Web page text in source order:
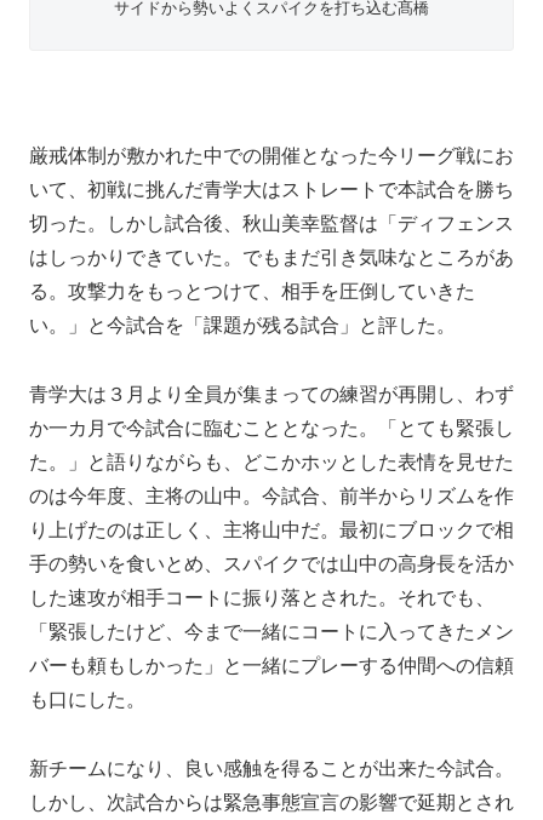
サイドから勢いよくスパイクを打ち込む髙橋
厳戒体制が敷かれた中での開催となった今リーグ戦にお
いて、初戦に挑んだ青学大はストレートで本試合を勝ち
切った。しかし試合後、秋山美幸監督は「ディフェンス
はしっかりできていた。でもまだ引き気味なところがあ
る。攻撃力をもっとつけて、相手を圧倒していきた
い。」と今試合を「課題が残る試合」と評した。
青学大は３月より全員が集まっての練習が再開し、わず
か一カ月で今試合に臨むこととなった。「とても緊張し
た。」と語りながらも、どこかホッとした表情を見せた
のは今年度、主将の山中。今試合、前半からリズムを作
り上げたのは正しく、主将山中だ。最初にブロックで相
手の勢いを食いとめ、スパイクでは山中の高身長を活か
した速攻が相手コートに振り落とされた。それでも、
「緊張したけど、今まで一緒にコートに入ってきたメン
バーも頼もしかった」と一緒にプレーする仲間への信頼
も口にした。
新チームになり、良い感触を得ることが出来た今試合。
しかし、次試合からは緊急事態宣言の影響で延期とされ